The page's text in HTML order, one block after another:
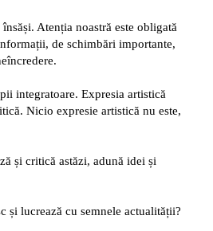
Atenția noastră este obligată
de schimbări importante,
integratoare. Expresia artistică
Nicio expresie artistică nu este,
și critică astăzi, adună idei și
și lucrează cu semnele actualității?